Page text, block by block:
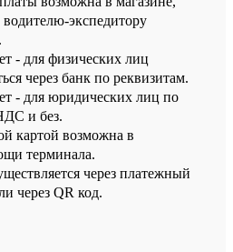
экспедитору
- для физических лиц
через банк по реквизитам.
- для юридических лиц по
и без.
картой возможна в
терминала.
через платежный
через QR код.